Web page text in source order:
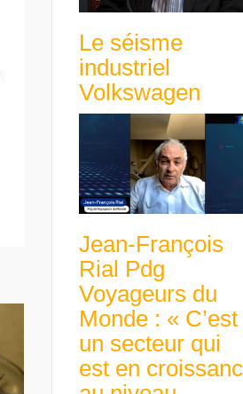
Le séisme
industriel
Volkswagen
Jean-François
Rial Pdg
Voyageurs du
Monde : « C’est
un secteur qui
est en